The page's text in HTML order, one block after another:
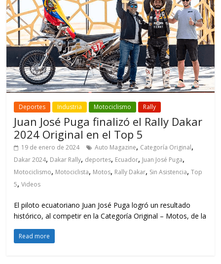
Deportes Industria Motociclismo Rally
Juan José Puga finalizó el Rally Dakar
2024 Original en el Top 5
19 de enero de 2024 Auto Magazine, Categoría Original,
Dakar 2024, Dakar Rally, deportes, Ecuador, Juan José Puga,
Motociclismo, Motociclista, Motos, Rally Dakar, Sin Asistencia,Top
5,Videos
El piloto ecuatoriano Juan José Puga logró un resultado
histórico, al competir en la Categoría Original – Motos, de la
Read more